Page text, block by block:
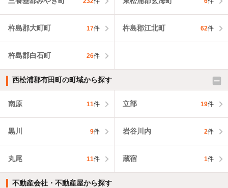
杵島郡大町町 17件 杵島郡江北町 62件
杵島郡白石町 26件
西松浦郡有田町の町域から探す
南原 11件 立部 19件
黒川 9件 岩谷川内 2件
丸尾 11件 蔵宿 1件
不動産会社・不動産屋から探す